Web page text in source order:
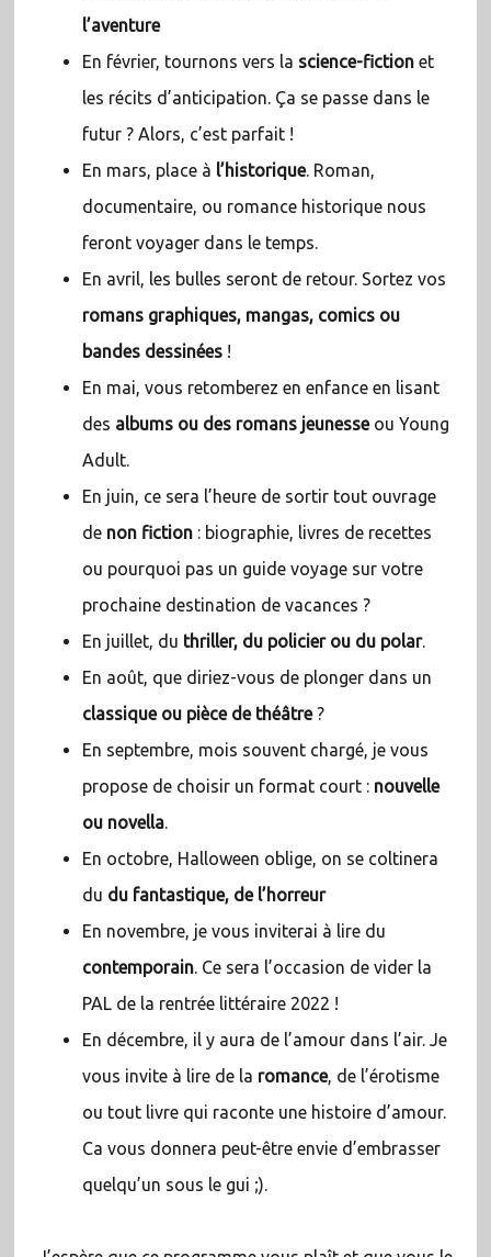
l’aventure
En février, tournons vers la science-fictionet
les récits d’anticipation. Ça se passe dans le
futur ? Alors, c’est parfait !
En mars, place à l’historique. Roman,
documentaire, ou romance historique nous
feront voyager dans le temps.
En avril, les bulles seront de retour. Sortez vos
romans graphiques, mangas, comics ou
bandes dessinées!
En mai, vous retomberez en enfance en lisant
des albums ou des romans jeunesseou Young
Adult.
En juin, ce sera l’heure de sortir tout ouvrage
de non fiction: biographie, livres de recettes
ou pourquoi pas un guide voyage sur votre
prochaine destination de vacances ?
En juillet, du thriller, du policier ou du polar.
En août, que diriez-vous de plonger dans un
classique ou pièce de théâtre?
En septembre, mois souvent chargé, je vous
propose de choisir un format court : nouvelle
ou novella.
En octobre, Halloween oblige, on se coltinera
du du fantastique, de l’horreur
En novembre, je vous inviterai à lire du
contemporain. Ce sera l’occasion de vider la
PAL de la rentrée littéraire 2022 !
En décembre, il y aura de l’amour dans l’air. Je
vous invite à lire de la romance, de l’érotisme
ou tout livre qui raconte une histoire d’amour.
Ca vous donnera peut-être envie d’embrasser
quelqu’un sous le gui ;).